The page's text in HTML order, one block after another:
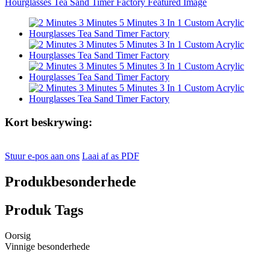
Kort beskrywing:
Stuur e-pos aan ons Laai af as PDF
Produkbesonderhede
Produk Tags
Oorsig
Vinnige besonderhede